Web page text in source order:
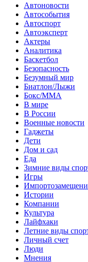
Автоновости
Автособытия
Автоспорт
Автоэксперт
Актеры
Аналитика
Баскетбол
Безопасность
Безумный мир
Биатлон/Лыжи
Бокс/MMA
В мире
В России
Военные новости
Гаджеты
Дети
Дом и сад
Еда
Зимние виды
Игры
Истории
Компании
Культура
Лайфхаки
Летние виды
Личный счет
Люди
Мнения